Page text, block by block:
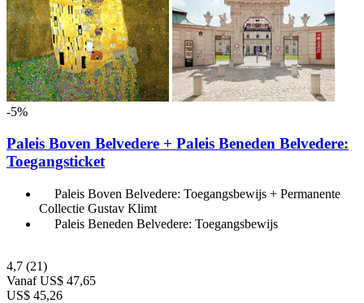
-5%
Paleis Boven Belvedere + Paleis Beneden Belvedere:
Toegangsticket
Paleis Boven Belvedere: Toegangsbewijs + Permanente
Collectie Gustav Klimt
Paleis Beneden Belvedere: Toegangsbewijs
4,7 (21)
Vanaf US$ 47,65
US$ 45,26